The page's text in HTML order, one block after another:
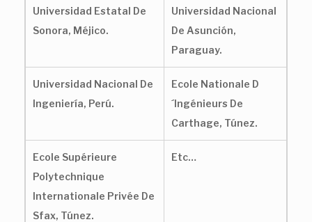
Universidad Estatal De
Sonora, Méjico.
Universidad Nacional
De Asunción,
Paraguay.
Universidad Nacional De
Ingeniería, Perú.
Ecole Nationale D
´Ingénieurs De
Carthage, Túnez.
Ecole Supérieure
Polytechnique
Internationale Privée De
Sfax, Túnez.
Etc…